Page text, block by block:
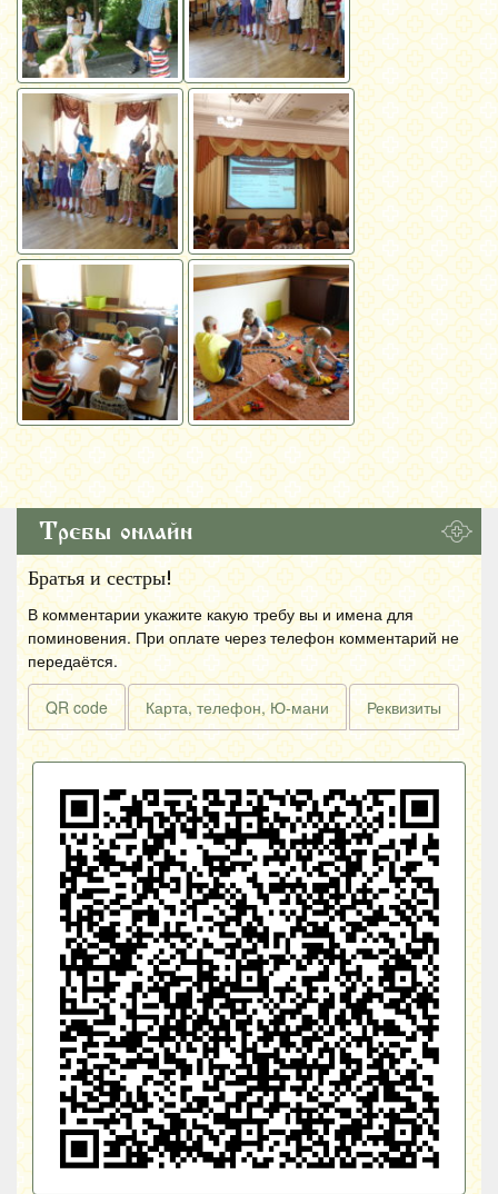
Требы онлайн
Братья и сестры!
В комментарии укажите какую требу вы и имена для
поминовения. При оплате через телефон комментарий не
передаётся.
QR code Карта, телефон, Ю-мани Реквизиты